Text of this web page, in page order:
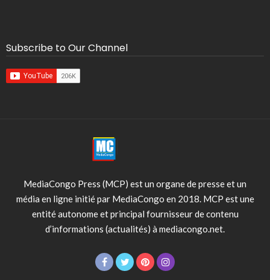
Subscribe to Our Channel
MediaCongo Press (MCP) est un organe de presse et un
média en ligne initié par MediaCongo en 2018. MCP est une
entité autonome et principal fournisseur de contenu
d’informations (actualités) à mediacongo.net.